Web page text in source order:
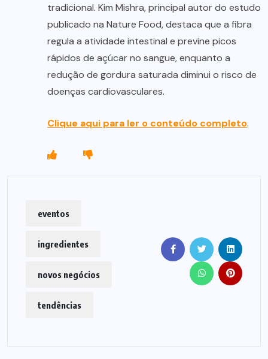
tradicional. Kim Mishra, principal autor do estudo
publicado na Nature Food, destaca que a fibra
regula a atividade intestinal e previne picos
rápidos de açúcar no sangue, enquanto a
redução de gordura saturada diminui o risco de
doenças cardiovasculares.
Clique aqui para ler o conteúdo completo.
eventos
ingredientes
novos negócios
tendências